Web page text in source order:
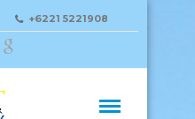
+6221 5221908